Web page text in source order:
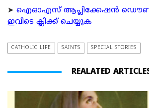
➤ ഐഓഎസ് ആപ്ലിക്കേഷന്‍
ഇവിടെ ക്ലിക്ക് ചെയ്യുക
CATHOLIC LIFE SAINTS SPECIAL STORIES
REALATED